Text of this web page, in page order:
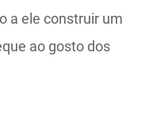
a ele construir um
ao gosto dos